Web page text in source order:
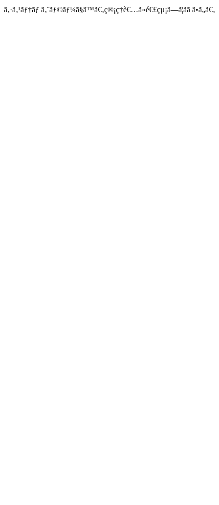
ã‚·ã‚¹ãƒ†ãƒ ã‚¨ãƒ©ãƒ¼ã§ã™ã€‚ç®¡ç†è€…ã«é€£çµ¡ã—ã¦ãã ã•ã„ã€‚